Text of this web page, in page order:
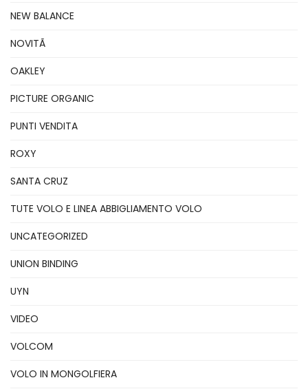
NEW BALANCE
NOVITÃ
OAKLEY
PICTURE ORGANIC
PUNTI VENDITA
ROXY
SANTA CRUZ
TUTE VOLO E LINEA ABBIGLIAMENTO VOLO
UNCATEGORIZED
UNION BINDING
UYN
VIDEO
VOLCOM
VOLO IN MONGOLFIERA